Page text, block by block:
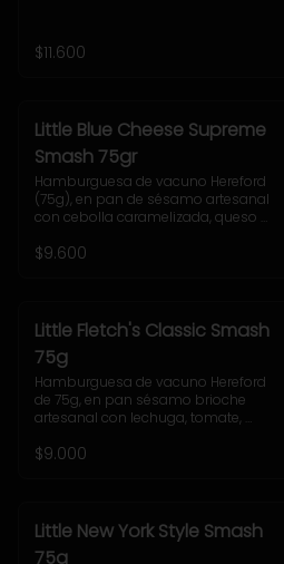
Acompañamiento a elección y
coleslaw
$11.600
Little Blue Cheese Supreme
Smash 75gr
Hamburguesa de vacuno Hereford
(75g), en pan de sésamo artesanal
con cebolla caramelizada, queso
casera de queso azul. Incluye papas
$9.600
Little Fletch's Classic Smash
75g
Hamburguesa de vacuno Hereford
de 75g, en pan sésamo brioche
artesanal con lechuga, tomate,
casera Uncle Fletch.
$9.000
Little New York Style Smash
75g